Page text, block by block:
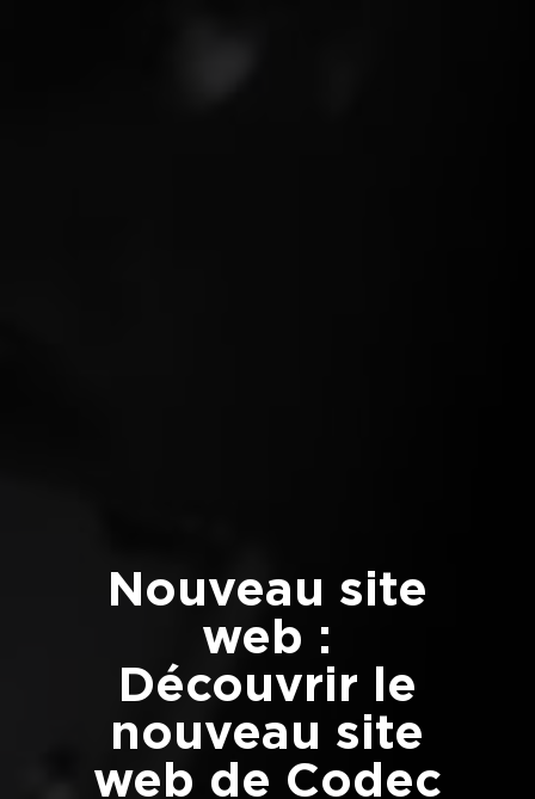
Nouveau site
web :
Découvrir le
nouveau site
web de Codec